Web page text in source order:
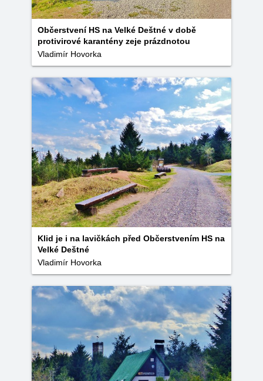
Občerstvení HS na Velké Deštné v době
protivirové karantény zeje prázdnotou
Vladimír Hovorka
Klid je i na lavičkách před Občerstvením HS na
Velké Deštné
Vladimír Hovorka